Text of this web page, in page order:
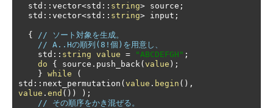
  std
:: vector<std :: string> source ;
  std
:: vector<std :: string> input ;
{
// ソート対象を生成。
// A..Hの順列(8!個)を用意し、
    std
:: string value = "ABCDEFGH" ;
do
{ source . push_back (value );
} while
(
std :: next_permutation (value . begin (),
value . end ())
);
// その順序をかき混ぜる。